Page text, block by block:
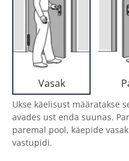
Vasak
Ukse käelisust määratakse
avades ust enda suunas.
paremal pool, käepide
vastupidi.